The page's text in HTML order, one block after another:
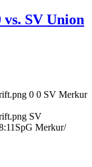
SV Union
0 0 SV Merkur
SV
SpG Merkur/